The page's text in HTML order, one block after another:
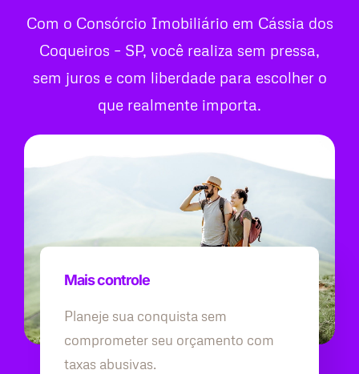
Com o Consórcio Imobiliário em Cássia dos
Coqueiros – SP, você realiza sem pressa,
sem juros e com liberdade para escolher o
que realmente importa.
Mais controle
Planeje sua conquista sem
comprometer seu orçamento com
taxas abusivas.